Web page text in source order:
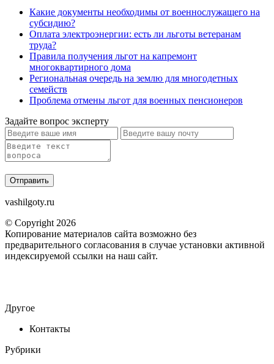
Какие документы необходимы от военнослужащего на
субсидию?
Оплата электроэнергии: есть ли льготы ветеранам
труда?
Правила получения льгот на капремонт
многоквартирного дома
Региональная очередь на землю для многодетных
семейств
Проблема отмены льгот для военных пенсионеров
Задайте вопрос эксперту
vashilgoty.ru
© Copyright 2026
Копирование материалов сайта возможно без
предварительного согласования в случае установки активной
индексируемой ссылки на наш сайт.
Другое
Контакты
Рубрики